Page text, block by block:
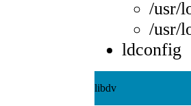
/usr/
/usr/
ldconfig
libdv